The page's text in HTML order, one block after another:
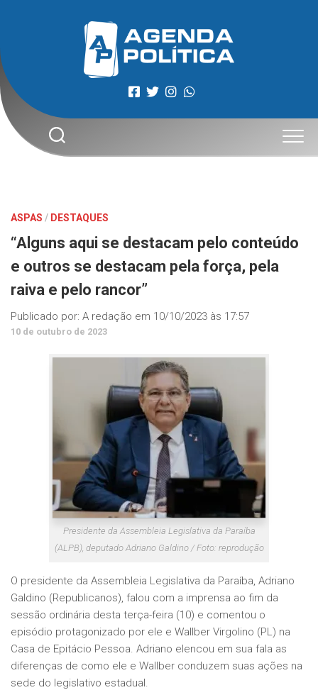
ASPAS / DESTAQUES
“Alguns aqui se destacam pelo conteúdo
e outros se destacam pela força, pela
raiva e pelo rancor”
Publicado por: A redação em 10/10/2023 às 17:57
10 de outubro de 2023
Presidente da Assembleia Legislativa da Paraíba
(ALPB), deputado Adriano Galdino / Foto: reprodução
O presidente da Assembleia Legislativa da Paraíba, Adriano
Galdino (Republicanos), falou com a imprensa ao fim da
sessão ordinária desta terça-feira (10) e comentou o
episódio protagonizado por ele e Wallber Virgolino (PL) na
Casa de Epitácio Pessoa. Adriano elencou em sua fala as
diferenças de como ele e Wallber conduzem suas ações na
sede do legislativo estadual.